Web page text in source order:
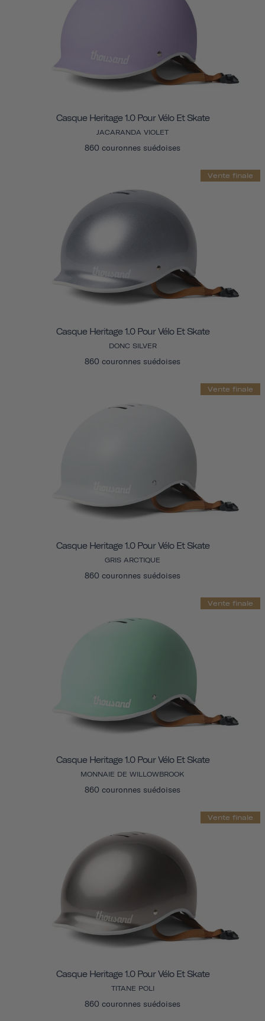
Casque Heritage 1.0 Pour Vélo Et Skate
JACARANDA VIOLET
860 couronnes suédoises
Vente finale
Casque Heritage 1.0 Pour Vélo Et Skate
DONC SILVER
860 couronnes suédoises
Vente finale
Casque Heritage 1.0 Pour Vélo Et Skate
GRIS ARCTIQUE
860 couronnes suédoises
Vente finale
Casque Heritage 1.0 Pour Vélo Et Skate
MONNAIE DE WILLOWBROOK
860 couronnes suédoises
Vente finale
Casque Heritage 1.0 Pour Vélo Et Skate
TITANE POLI
860 couronnes suédoises